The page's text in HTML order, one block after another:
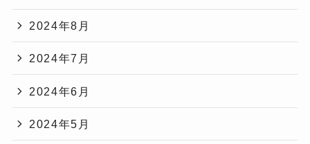
2024年8月
2024年7月
2024年6月
2024年5月